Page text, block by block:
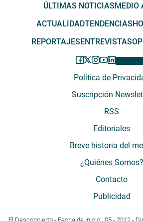
ÚLTIMAS NOTICIASMEDIO
ACTUALIDADTENDENCIAS
REPORTAJESENTREVISTAS
Política de
Suscripción
RSS
Editoriales
Breve historia del
¿Quiénes Somos?
Contacto
Publicidad